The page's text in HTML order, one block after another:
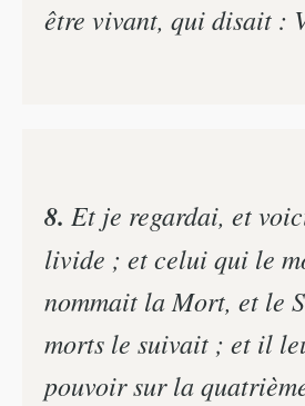
être vivant, qui disait :
8. Et je regardai, et
livide ; et celui qui le
nommait la Mort, et le
morts le suivait ; et il
pouvoir sur la